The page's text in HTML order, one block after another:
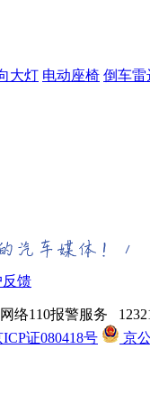
大灯 电动座椅 倒车雷
反馈
络110报警服务
ICP证080418号 京